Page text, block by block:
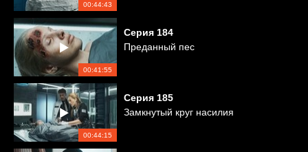
00:44:43
00:41:55
Серия 184
Преданный пес
00:44:15
Серия 185
Замкнутый круг насилия